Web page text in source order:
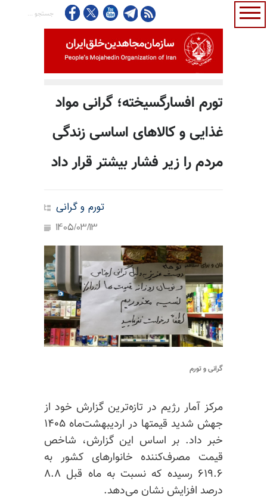
تورم افسارگسیخته؛ گرانی مواد
غذایی و کالاهای اساسی زندگی
مردم را زیر فشار بیشتر قرار داد
تورم و گرانی
1405/03/13
گرانی و تورم
مرکز آمار رژیم در تازه‌ترین گزارش خود از
جهش شدید قیمتها در اردیبهشت‌ماه ۱۴۰۵
خبر داد. بر اساس این گزارش، شاخص
قیمت مصرف‌کننده خانوارهای کشور به
۶۱۹.۶ رسیده که نسبت به ماه قبل ۸.۸
درصد افزایش نشان می‌دهد.